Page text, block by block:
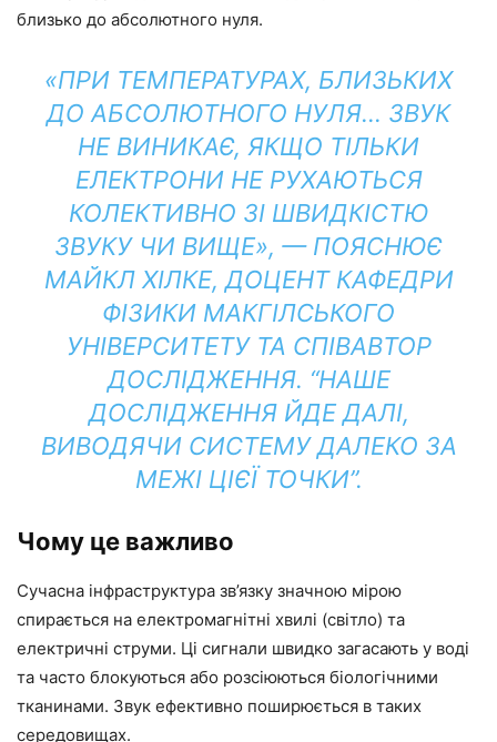
близько до абсолютного нуля.
«ПРИ ТЕМПЕРАТУРАХ, БЛИЗЬКИХ
ДО АБСОЛЮТНОГО НУЛЯ… ЗВУК
НЕ ВИНИКАЄ, ЯКЩО ТІЛЬКИ
ЕЛЕКТРОНИ НЕ РУХАЮТЬСЯ
КОЛЕКТИВНО ЗІ ШВИДКІСТЮ
ЗВУКУ ЧИ ВИЩЕ», — ПОЯСНЮЄ
МАЙКЛ ХІЛКЕ, ДОЦЕНТ КАФЕДРИ
ФІЗИКИ МАКГІЛСЬКОГО
УНІВЕРСИТЕТУ ТА СПІВАВТОР
ДОСЛІДЖЕННЯ. “НАШЕ
ДОСЛІДЖЕННЯ ЙДЕ ДАЛІ,
ВИВОДЯЧИ СИСТЕМУ ДАЛЕКО ЗА
МЕЖІ ЦІЄЇ ТОЧКИ”.
Чому це важливо
Сучасна інфраструктура зв’язку значною мірою
спирається на електромагнітні хвилі (світло) та
електричні струми. Ці сигнали швидко загасають у воді
та часто блокуються або розсіюються біологічними
тканинами. Звук ефективно поширюється в таких
середовищах.